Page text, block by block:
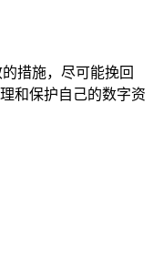
措施，尽可能挽回
和保护自己的数字资